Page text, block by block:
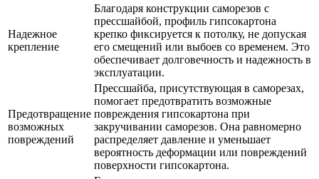
Надежное
крепление
Благодаря конструкции саморезов с
прессшайбой, профиль гипсокартона
крепко фиксируется к потолку, не допуская
его смещений или выбоев со временем. Это
обеспечивает долговечность и надежность в
эксплуатации.
Предотвращение
возможных
повреждений
Прессшайба, присутствующая в саморезах,
помогает предотвратить возможные
повреждения гипсокартона при
закручивании саморезов. Она равномерно
распределяет давление и уменьшает
вероятность деформации или повреждений
поверхности гипсокартона.